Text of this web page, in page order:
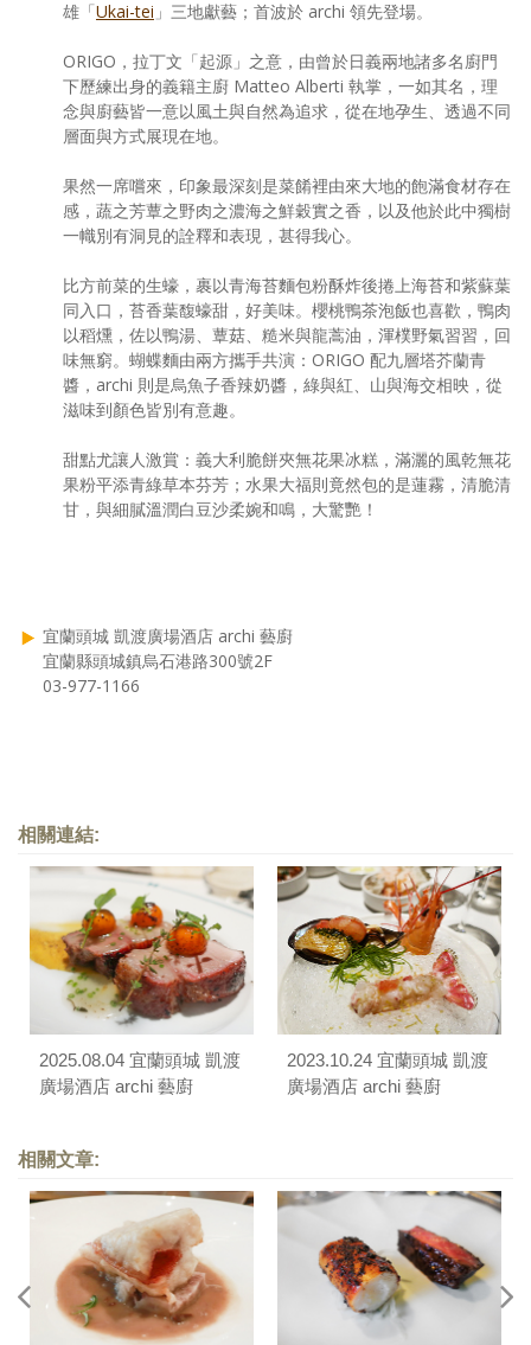
雄「Ukai-tei 」三地獻藝；首波於 archi 領先登場。
ORIGO，拉丁文「起源」之意，由曾於日義兩地諸多名廚門
下歷練出身的義籍主廚 Matteo Alberti 執掌，一如其名，理
念與廚藝皆一意以風土與自然為追求，從在地孕生、透過不同
層面與方式展現在地。
果然一席嚐來，印象最深刻是菜餚裡由來大地的飽滿食材存在
感，蔬之芳蕈之野肉之濃海之鮮穀實之香，以及他於此中獨樹
一幟別有洞見的詮釋和表現，甚得我心。
比方前菜的生蠔，裹以青海苔麵包粉酥炸後捲上海苔和紫蘇葉
同入口，苔香葉馥蠔甜，好美味。櫻桃鴨茶泡飯也喜歡，鴨肉
以稻燻，佐以鴨湯、蕈菇、糙米與龍蒿油，渾樸野氣習習，回
味無窮。蝴蝶麵由兩方攜手共演：ORIGO 配九層塔芥蘭青
醬，archi 則是烏魚子香辣奶醬，綠與紅、山與海交相映，從
滋味到顏色皆別有意趣。
甜點尤讓人激賞：義大利脆餅夾無花果冰糕，滿灑的風乾無花
果粉平添青綠草本芬芳；水果大福則竟然包的是蓮霧，清脆清
甘，與細膩溫潤白豆沙柔婉和鳴，大驚艷！
宜蘭頭城 凱渡廣場酒店 archi 藝廚
宜蘭縣頭城鎮烏石港路300號2F
03-977-1166
相關連結:
2025.08.04 宜蘭頭城 凱渡
廣場酒店 archi 藝廚
2023.10.24 宜蘭頭城 凱渡
廣場酒店 archi 藝廚
相關文章: